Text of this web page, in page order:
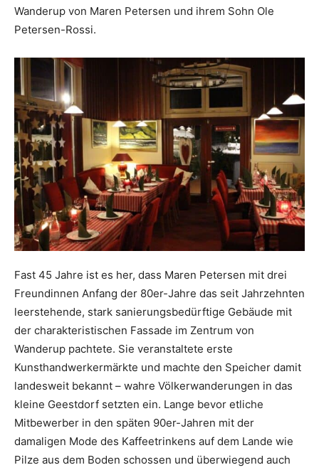
Wanderup von Maren Petersen und ihrem Sohn Ole
Petersen-Rossi.
Fast 45 Jahre ist es her, dass Maren Petersen mit drei
Freundinnen Anfang der 80er-Jahre das seit Jahrzehnten
leerstehende, stark sanierungsbedürftige Gebäude mit
der charakteristischen Fassade im Zentrum von
Wanderup pachtete. Sie veranstaltete erste
Kunsthandwerkermärkte und machte den Speicher damit
landesweit bekannt – wahre Völkerwanderungen in das
kleine Geestdorf setzten ein. Lange bevor etliche
Mitbewerber in den späten 90er-Jahren mit der
damaligen Mode des Kaffeetrinkens auf dem Lande wie
Pilze aus dem Boden schossen und überwiegend auch